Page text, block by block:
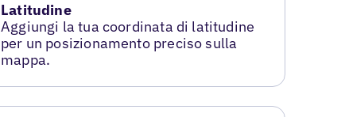
Latitudine
Aggiungi la tua coordinata di latitudine
per un posizionamento preciso sulla
mappa.